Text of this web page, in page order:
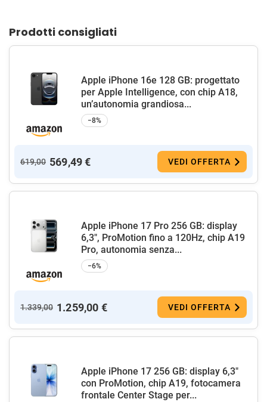
Prodotti consigliati
Apple iPhone 16e 128 GB: progettato
per Apple Intelligence, con chip A18,
un’autonomia grandiosa...
−8%
619,00 569,49 € VEDI OFFERTA
Apple iPhone 17 Pro 256 GB: display
6,3", ProMotion fino a 120Hz, chip A19
Pro, autonomia senza...
−6%
1.339,00 1.259,00 € VEDI OFFERTA
Apple iPhone 17 256 GB: display 6,3"
con ProMotion, chip A19, fotocamera
frontale Center Stage per...